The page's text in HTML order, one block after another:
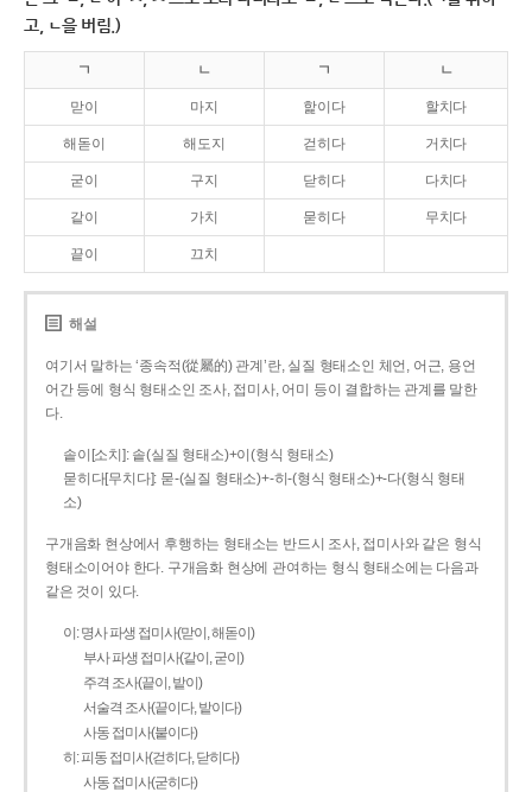
고, ㄴ을 버림.)
ㄱ ㄴ ㄱ ㄴ
맏이 마지 핥이다 할치다
해돋이 해도지 걷히다 거치다
굳이 구지 닫히다 다치다
같이 가치 묻히다 무치다
끝이 끄치
해설
여기서 말하는 ‘종속적(從屬的) 관계’란, 실질 형태소인 체언, 어근, 용언
어간 등에 형식 형태소인 조사, 접미사, 어미 등이 결합하는 관계를 말한
다.
솥이[소치]: 솥(실질 형태소)+이(형식 형태소)
묻히다[무치다]: 묻­-(실질 형태소)+­-히­-(형식 형태소)+-다(형식 형태
소)
구개음화 현상에서 후행하는 형태소는 반드시 조사, 접미사와 같은 형식
형태소이어야 한다. 구개음화 현상에 관여하는 형식 형태소에는 다음과
같은 것이 있다.
이: 명사 파생 접미사(맏이, 해돋이)
부사 파생 접미사(같이, 굳이)
주격 조사(끝이, 밭이)
서술격 조사(끝이다, 밭이다)
사동 접미사(붙이다)
히: 피동 접미사(걷히다, 닫히다)
사동 접미사(굳히다)